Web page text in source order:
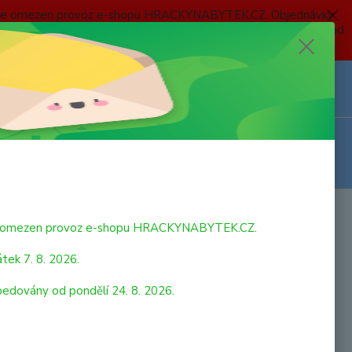
provoz e-shopu HRACKYNABYTEK.CZ. Objednávky
2026 do neděle 23. 8. 2026 budou postupně expedovány od
Wheels Angličák 10pack assort. Různé druhy autíček -
provoz e-shopu HRACKYNABYTEK.CZ.
7. 8. 2026.
od pondělí 24. 8. 2026.